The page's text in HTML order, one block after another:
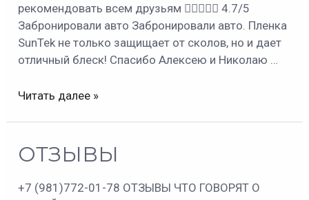
рекомендовать всем друзьям  4.7/5
Забронировали авто Забронировали авто. Пленка
SunTek не только защищает от сколов, но и дает
отличный блеск! Спасибо Алексею и Николаю …
Читать далее »
ОТЗЫВЫ
+7 (981)772-01-78 ОТЗЫВЫ ЧТО ГОВОРЯТ О
ОТЗЫВЫ